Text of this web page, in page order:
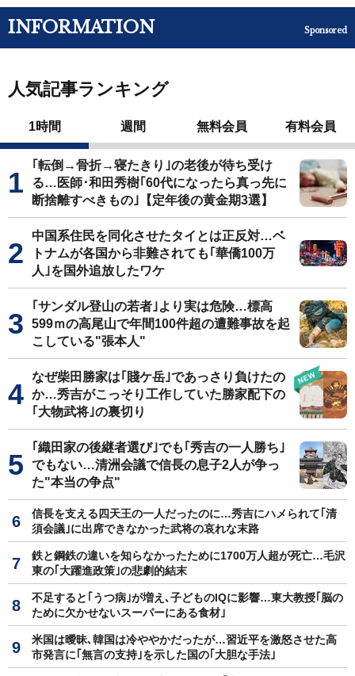
INFORMATION Sponsored
人気記事ランキング
1時間 週間 無料会員 有料会員
｢転倒→骨折→寝たきり｣の老後が待ち受け
る…医師･和田秀樹｢60代になったら真っ先に
断捨離すべきもの｣【定年後の黄金期3選】
中国系住民を同化させたタイとは正反対…ベ
トナムが各国から非難されても｢華僑100万
人｣を国外追放したワケ
｢サンダル登山の若者｣より実は危険…標高
599ｍの高尾山で年間100件超の遭難事故を起
こしている"張本人"
なぜ柴田勝家は｢賤ケ岳｣であっさり負けたの
か…秀吉がこっそり工作していた勝家配下の
｢大物武将｣の裏切り
｢織田家の後継者選び｣でも｢秀吉の一人勝ち｣
でもない…清洲会議で信長の息子2人が争っ
た"本当の争点"
信長を支える四天王の一人だったのに…秀吉にハメられて｢清
須会議｣に出席できなかった武将の哀れな末路
鉄と鋼鉄の違いを知らなかったために1700万人超が死亡…毛沢
東の｢大躍進政策｣の悲劇的結末
不足すると｢うつ病｣が増え､子どものIQに影響…東大教授｢脳の
ために欠かせないスーパーにある食材｣
米国は曖昧､韓国は冷ややかだったが…習近平を激怒させた高
市発言に｢無言の支持｣を示した国の｢大胆な手法｣